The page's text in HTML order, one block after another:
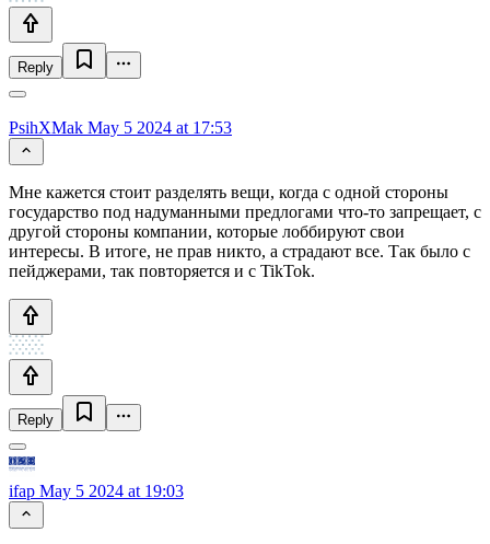
Reply
PsihXMak May 5 2024 at 17:53
Мне кажется стоит разделять вещи, когда с одной стороны
государство под надуманными предлогами что-то запрещает, с
другой стороны компании, которые лоббируют свои
интересы. В итоге, не прав никто, а страдают все. Так было с
пейджерами, так повторяется и с TikTok.
Reply
ifap May 5 2024 at 19:03